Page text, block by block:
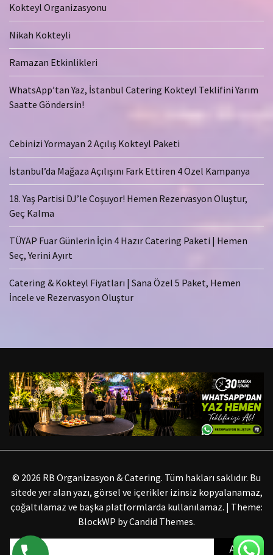
Kokteyl Organizasyonu
Nikah Kokteyli
Ramazan Etkinlikleri
WhatsApp’tan Yaz, İstanbul Catering Kokteyl Teklifini Yarım
Saatte Göndersin!
Cebinizi Yormayan 2 Açılış Kokteyl Paketi
İstanbul’da Mağaza Açılışını Fark Ettiren 4 Özel Kampanya
18. Yaş Partisi DJ’le Coşuyor! Hemen Rezervasyon Oluştur,
Geç Kalma
TÜYAP Fuar Günlerin İçin 4 Hazır Catering Paketi | Hemen
Seç, Yerini Ayırt
Catering & Kokteyl Fiyatları | Sana Özel 5 Paket, Hemen
İncele ve Rezervasyon Oluştur
© 2026 RB Organizasyon & Catering. Tüm hakları saklıdır. Bu
sitede yer alan yazı, görsel ve içerikler izinsiz kopyalanamaz,
çoğaltılamaz ve başka platformlarda kullanılamaz. | Theme:
BlockWP byCandid Themes.
Arama: